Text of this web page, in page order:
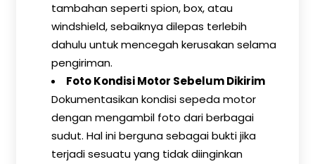
tambahan seperti spion, box, atau
windshield, sebaiknya dilepas terlebih
dahulu untuk mencegah kerusakan selama
pengiriman.
Foto Kondisi Motor Sebelum Dikirim
Dokumentasikan kondisi sepeda motor
dengan mengambil foto dari berbagai
sudut. Hal ini berguna sebagai bukti jika
terjadi sesuatu yang tidak diinginkan